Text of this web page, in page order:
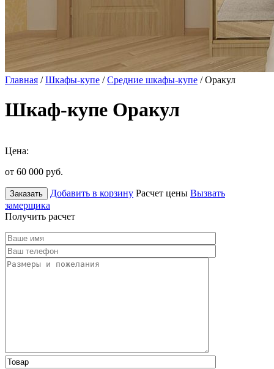
Главная /Шкафы-купе /Средние шкафы-купе / Оракул
Шкаф-купе Оракул
Цена:
от 60 000 руб.
Заказать Добавить в корзину Расчет цены Вызвать
замерщика
Получить расчет